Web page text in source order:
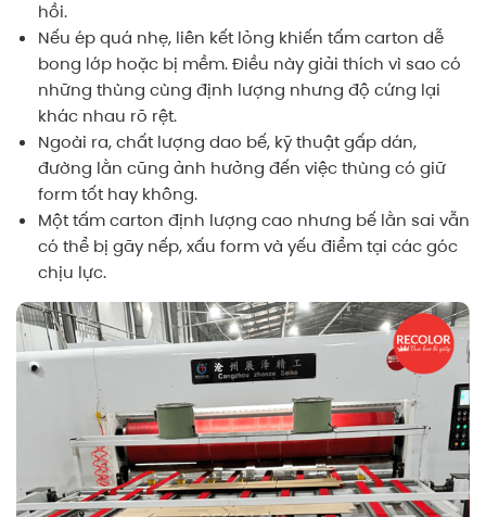
hồi.
Nếu ép quá nhẹ, liên kết lỏng khiến tấm carton dễ
bong lớp hoặc bị mềm. Điều này giải thích vì sao có
những thùng cùng định lượng nhưng độ cứng lại
khác nhau rõ rệt.
Ngoài ra, chất lượng dao bế, kỹ thuật gấp dán,
đường lằn cũng ảnh hưởng đến việc thùng có giữ
form tốt hay không.
Một tấm carton định lượng cao nhưng bế lằn sai vẫn
có thể bị gãy nếp, xấu form và yếu điểm tại các góc
chịu lực.